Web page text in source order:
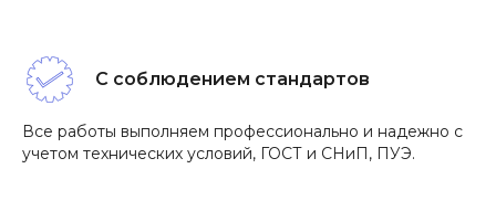
С соблюдением стандартов
Все работы выполняем профессионально и надежно с
учетом технических условий, ГОСТ и СНиП, ПУЭ.